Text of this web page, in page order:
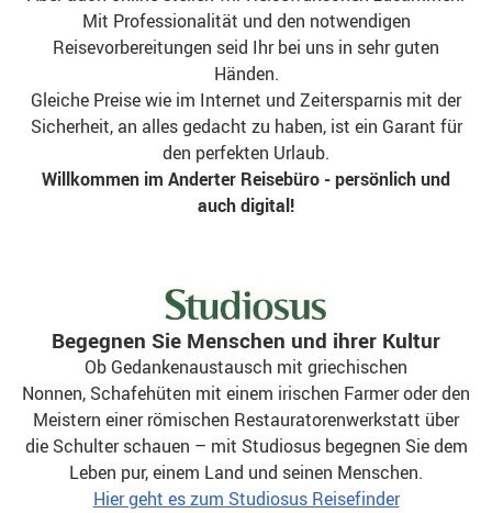
Mit Professionalität und den notwendigen
Reisevorbereitungen seid Ihr bei uns in sehr guten
Händen.
Gleiche Preise wie im Internet und Zeitersparnis mit der
Sicherheit, an alles gedacht zu haben, ist ein Garant für
den perfekten Urlaub.
Willkommen im Anderter Reisebüro - persönlich und
auch digital!
Begegnen Sie Menschen und ihrer Kultur
Ob Gedankenaustausch mit griechischen
Nonnen, Schafehüten mit einem irischen Farmer oder den
Meistern einer römischen Restauratorenwerkstatt über
die Schulter schauen – mit Studiosus begegnen Sie dem
Leben pur, einem Land und seinen Menschen.
Hier geht es zum Studiosus Reisefinder